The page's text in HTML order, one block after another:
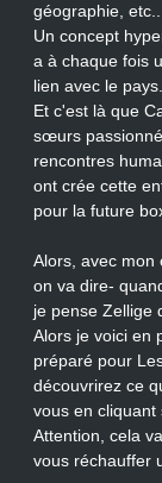
géographie, etc...
Un concept
a à chaque fois
lien avec le pays.
Et c'est là que
sœurs
rencontres
ont crée cette
pour la future
Alors, avec mon
on va dire-
je pense Zellige
Alors je voici en
préparé pour
découvrirez ce
vous en cliquant
Attention, cela
vous réchauffer